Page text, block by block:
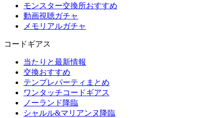
モンスター交換所おすすめ
動画視聴ガチャ
メモリアルガチャ
コードギアス
当たりと最新情報
交換おすすめ
テンプレパーティまとめ
ワンタッチコードギアス
ノーランド降臨
シャルル&マリアンヌ降臨